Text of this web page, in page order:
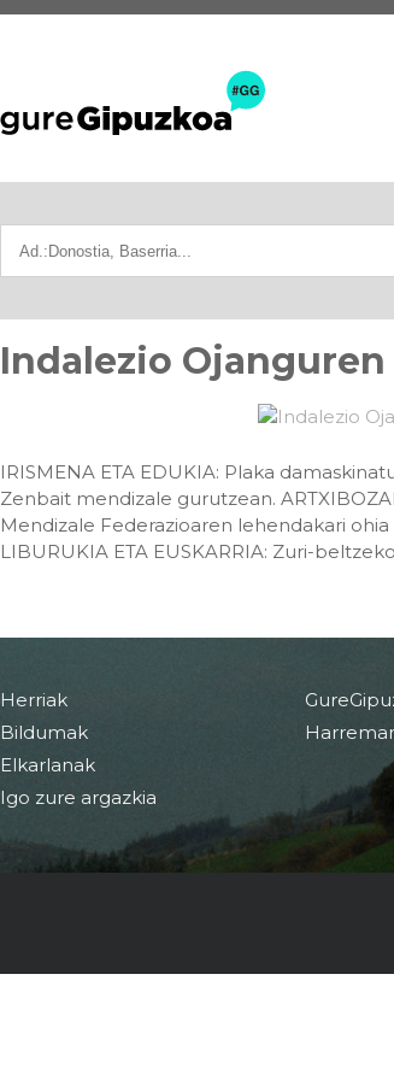
Indalezio
IRISMENA ETA EDUKIA: Plaka
Zenbait mendizale gurutzean.
Mendizale Federazioaren lehendakari
LIBURUKIA ETA EUSKARRIA: Zuri-
Herriak
Bildumak
Elkarlanak
Igo zure argazkia